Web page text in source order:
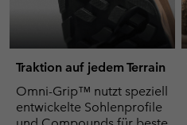
Traktion auf jedem Terrain
Omni-Grip™ nutzt speziell
entwickelte Sohlenprofile